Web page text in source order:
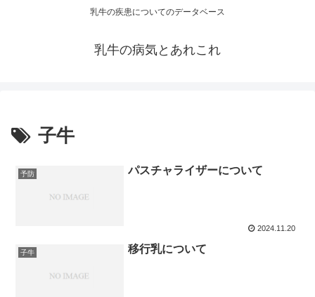
乳牛の疾患についてのデータベース
乳牛の病気とあれこれ
子牛
予防 パスチャライザーについて
2024.11.20
子牛 移行乳について